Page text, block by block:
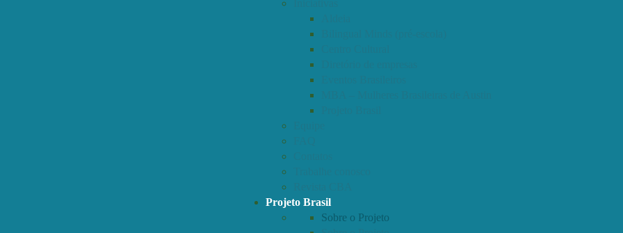
Projeto Brasil
Sobre o Projeto